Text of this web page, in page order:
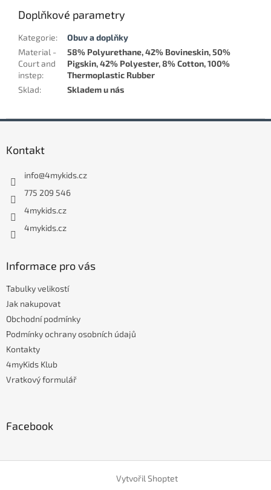
Doplňkové parametry
Kategorie:
Obuv a doplňky
Material -
Court and
instep:
58% Polyurethane, 42% Bovineskin, 50%
Pigskin, 42% Polyester, 8% Cotton, 100%
Thermoplastic Rubber
Sklad: Skladem u nás
Kontakt
info@4mykids.cz
775 209 546
4mykids.cz
4mykids.cz
Informace pro vás
Tabulky velikostí
Jak nakupovat
Obchodní podmínky
Podmínky ochrany osobních údajů
Kontakty
4myKids Klub
Vratkový formulář
Facebook
Vytvořil Shoptet